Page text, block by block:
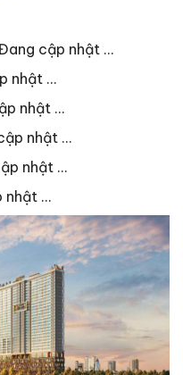
cập nhật …
nhật …
nhật …
nhật …
nhật …
nhật …